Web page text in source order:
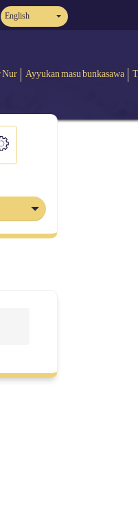
English
Nur Ayyukan masu bunkasawa